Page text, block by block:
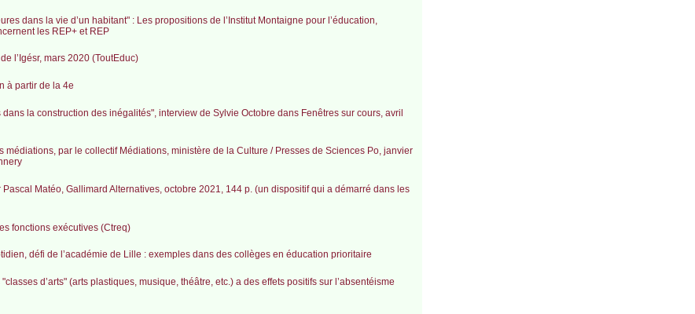
dans la vie d’un habitant" : Les propositions de l’Institut Montaigne pour l’éducation,
les REP+ et REP
l’Igésr, mars 2020 (ToutEduc)
à partir de la 4e
la construction des inégalités", interview de Sylvie Octobre dans Fenêtres sur cours, avril
par le collectif Médiations, ministère de la Culture / Presses de Sciences Po, janvier
Matéo, Gallimard Alternatives, octobre 2021, 144 p. (un dispositif qui a démarré dans les
fonctions exécutives (Ctreq)
défi de l’académie de Lille : exemples dans des collèges en éducation prioritaire
d’arts" (arts plastiques, musique, théâtre, etc.) a des effets positifs sur l’absentéisme